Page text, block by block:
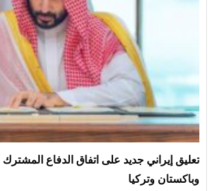
تعليق إيراني جديد على اتفاق الدفاع المشترك
وباكستان وتركيا